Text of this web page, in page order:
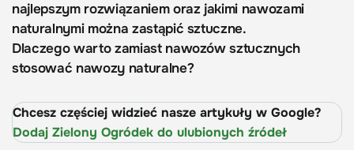
najlepszym rozwiązaniem oraz jakimi nawozami
naturalnymi można zastąpić sztuczne.
Dlaczego warto zamiast nawozów sztucznych
stosować nawozy naturalne?
Chcesz częściej widzieć nasze artykuły w Google?
Dodaj Zielony Ogródek do ulubionych źródeł